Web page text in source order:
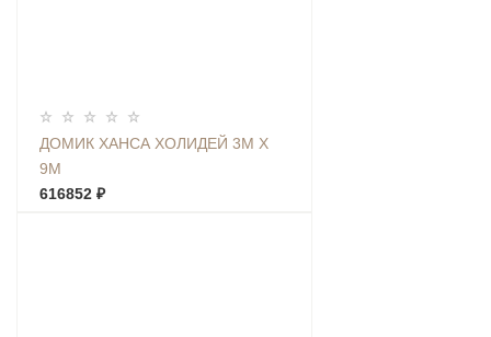
ДОМИК ХАНСА ХОЛИДЕЙ 3М Х
9М
616852 ₽